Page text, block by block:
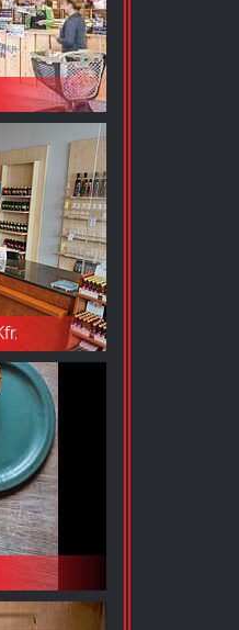
Website-Nutzung
und Social Media
werden von
gesetzt.